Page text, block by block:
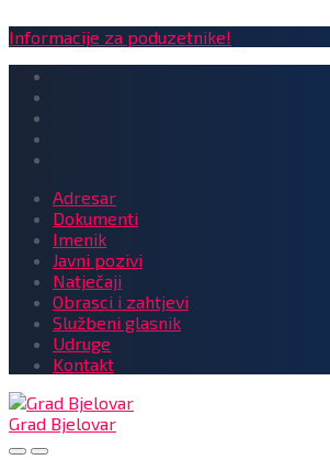
Informacije za poduzetnike!
Adresar
Dokumenti
Imenik
Javni pozivi
Natječaji
Obrasci i zahtjevi
Službeni glasnik
Udruge
Kontakt
Grad Bjelovar